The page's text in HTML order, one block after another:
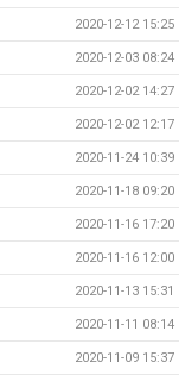
2020-12-12 15:25
2020-12-03 08:24
2020-12-02 14:27
2020-12-02 12:17
2020-11-24 10:39
2020-11-18 09:20
2020-11-16 17:20
2020-11-16 12:00
2020-11-13 15:31
2020-11-11 08:14
2020-11-09 15:37